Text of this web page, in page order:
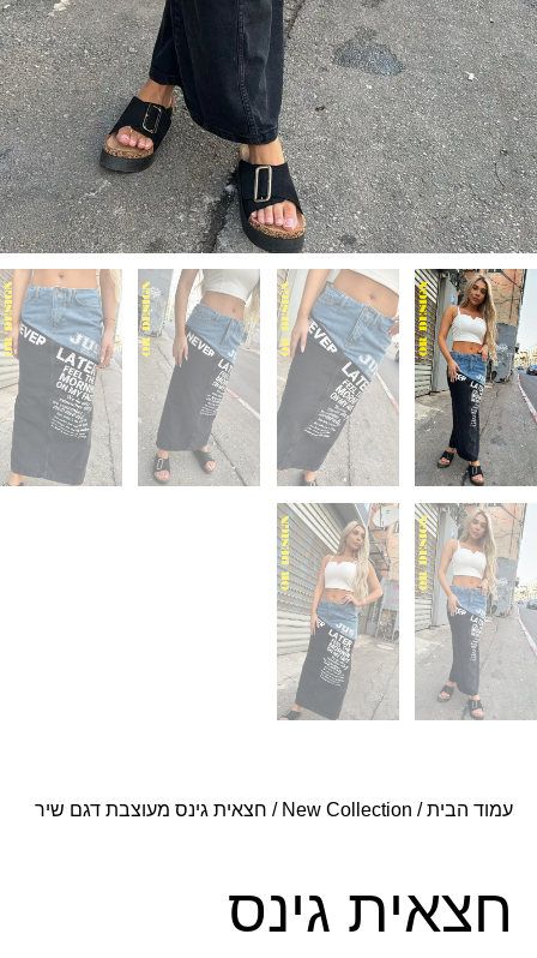
עמוד הבית/
New Collection / חצאית גינס מעוצבת דגם שיר
חצאית גינס